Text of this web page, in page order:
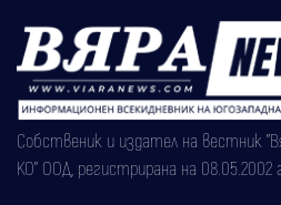
Собственик и издател на вестник
КО" ООД, регистрирана на 08.05.2002